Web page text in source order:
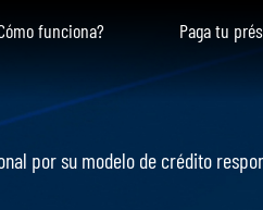
funciona? Paga tu
por su modelo de crédito